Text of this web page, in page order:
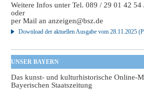
Weitere Infos unter Tel. 089 / 29 01 42 54
oder
per Mail ananzeigen@bsz.de
Download der aktuellen Ausgabe vom 28.11.2025
UNSER BAYERN
Das kunst- und kulturhistorische Online-
Bayerischen Staatszeitung